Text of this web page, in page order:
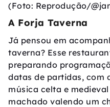
(Foto: Reprodução/
A Forja Taverna
Já pensou em
taverna? Esse
preparando
datas de partidas, com
música celta e
machado valendo um